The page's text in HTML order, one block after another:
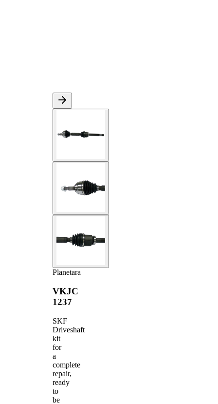
Planetara
VKJC
1237
SKF
Driveshaft
kit
for
a
complete
repair,
ready
to
be